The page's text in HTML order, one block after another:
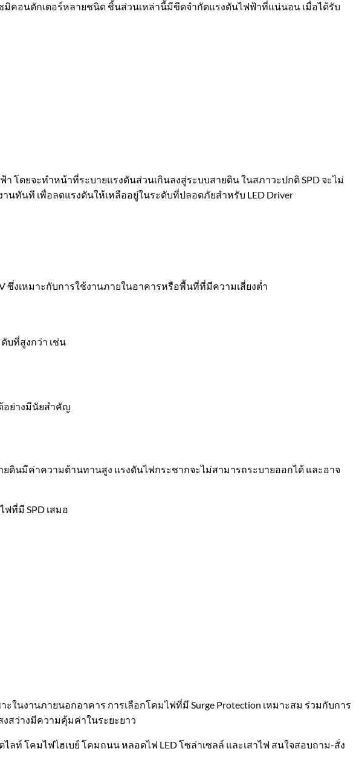
มิคอนดักเตอร์หลายชนิด ชิ้นส่วนเหล่านี้มีขีดจำกัดแรงดันไฟฟ้าที่แน่นอน เมื่อได้รับ
โดยจะทำหน้าที่ระบายแรงดันส่วนเกินลงสู่ระบบสายดิน ในสภาวะปกติ SPD จะไม่
นทันที เพื่อลดแรงดันให้เหลืออยู่ในระดับที่ปลอดภัยสำหรับ LED Driver
ซึ่งเหมาะกับการใช้งานภายในอาคารหรือพื้นที่ที่มีความเสี่ยงต่ำ
บที่สูงกว่า เช่น
อย่างมีนัยสำคัญ
ดินมีค่าความต้านทานสูง แรงดันไฟกระชากจะไม่สามารถระบายออกได้ และอาจ
ที่มี SPD เสมอ
ะในงานภายนอกอาคาร การเลือกโคมไฟที่มี Surge Protection เหมาะสม ร่วมกับการ
สว่างมีความคุ้มค่าในระยะยาว
โคมไฟไฮเบย์ โคมถนน หลอดไฟ LED โซล่าเซลล์ และเสาไฟ สนใจสอบถาม-สั่ง